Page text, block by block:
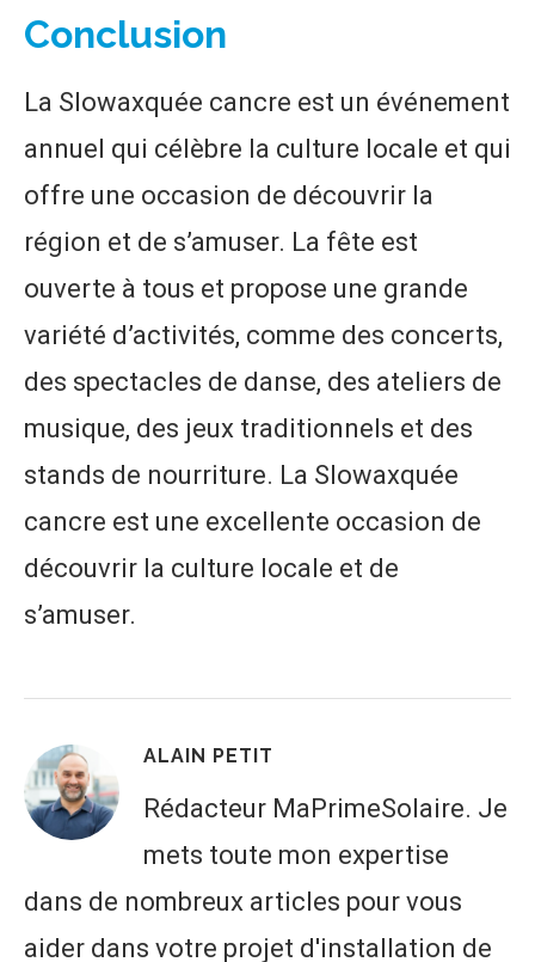
Conclusion
La Slowaxquée cancre est un événement
annuel qui célèbre la culture locale et qui
offre une occasion de découvrir la
région et de s’amuser. La fête est
ouverte à tous et propose une grande
variété d’activités, comme des concerts,
des spectacles de danse, des ateliers de
musique, des jeux traditionnels et des
stands de nourriture. La Slowaxquée
cancre est une excellente occasion de
découvrir la culture locale et de
s’amuser.
ALAIN PETIT
Rédacteur MaPrimeSolaire. Je
mets toute mon expertise
dans de nombreux articles pour vous
aider dans votre projet d'installation de